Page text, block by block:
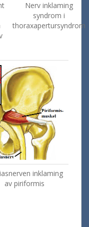
Nerv inklaming
syndrom i
thoraxapertursyndrom
inklaming
av piriformis